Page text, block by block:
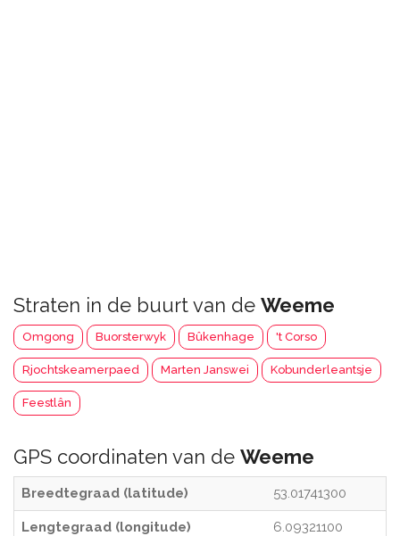
Straten in de buurt van de Weeme
Omgong Buorsterwyk Bûkenhage 't Corso
Rjochtskeamerpaed Marten Janswei Kobunderleantsje
Feestlân
GPS coordinaten van de Weeme
Breedtegraad (latitude) 53.01741300
Lengtegraad (longitude) 6.09321100